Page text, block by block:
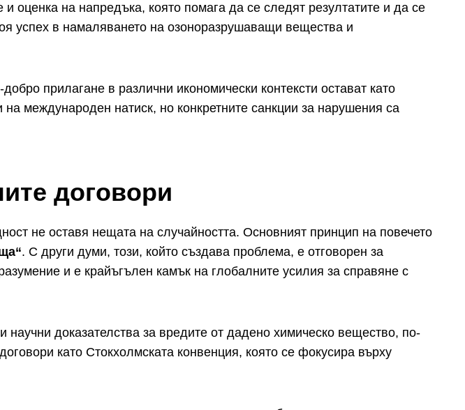
на напредъка, която помага да се следят резултатите и да се
успех в намаляването на озоноразрушаващи вещества и
прилагане в различни икономически контексти остават като
международен натиск, но конкретните санкции за нарушения са
договори
не оставя нещата на случайността. Основният принцип на повечето
. С други думи, този, който създава проблема, е отговорен за
и е крайъгълен камък на глобалните усилия за справяне с
доказателства за вредите от дадено химическо вещество, по-
като Стокхолмската конвенция, която се фокусира върху